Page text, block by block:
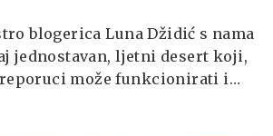
blogerica Luna Džidić s nama
jednostavan, ljetni desert koji,
može funkcionirati i